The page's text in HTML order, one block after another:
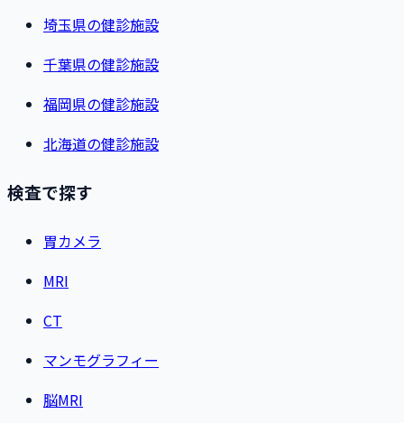
埼玉県の健診施設
千葉県の健診施設
福岡県の健診施設
北海道の健診施設
検査で探す
胃カメラ
MRI
CT
マンモグラフィー
脳MRI